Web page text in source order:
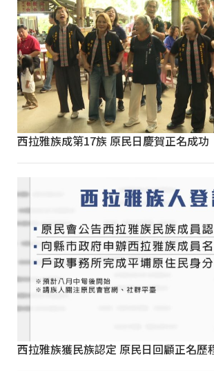
西拉雅族成第17族 原民日慶賀正名成功
西拉雅族獲民族認定 原民日回顧正名歷